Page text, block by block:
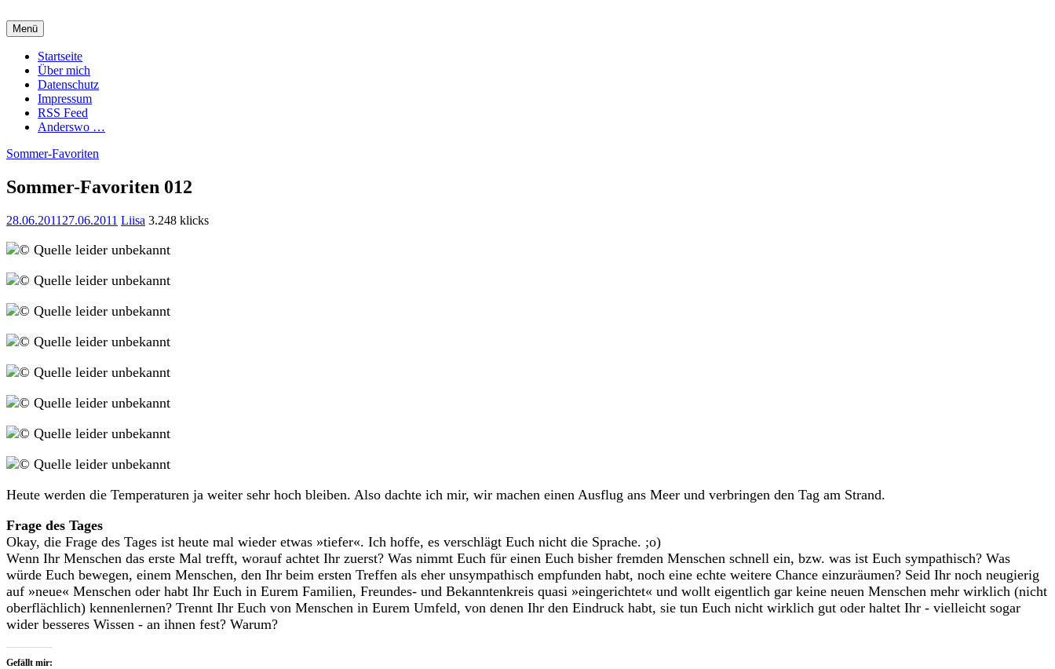
Inhalt
springen
Charming Quark
Menü
Startseite
Über mich
Datenschutz
Impressum
RSS Feed
Anderswo …
Sommer-Favoriten
Sommer-Favoriten 012
28.06.2011 27.06.2011 Liisa 3.248 klicks
Heute werden die Temperaturen ja weiter sehr hoch bleiben. Also dachte ich mir, wir machen einen Ausflug ans Meer und verbringen den Tag am Strand.
Frage des Tages
Okay, die Frage des Tages ist heute mal wieder etwas »tiefer«. Ich hoffe, es verschlägt Euch nicht die Sprache. ;o)
Wenn Ihr Menschen das erste Mal trefft, worauf achtet Ihr zuerst? Was nimmt Euch für einen Euch bisher fremden Menschen schnell ein, bzw. was ist Euch sympathisch? Was
würde Euch bewegen, einem Menschen, den Ihr beim ersten Treffen als eher unsympathisch empfunden habt, noch eine echte weitere Chance einzuräumen? Seid Ihr noch neugierig
auf »neue« Menschen oder habt Ihr Euch in Eurem Familien, Freundes- und Bekanntenkreis quasi »eingerichtet« und wollt eigentlich gar keine neuen Menschen mehr wirklich (nicht
oberflächlich) kennenlernen? Trennt Ihr Euch von Menschen in Eurem Umfeld, von denen Ihr den Eindruck habt, sie tun Euch nicht wirklich gut oder haltet Ihr - vielleicht sogar
wider besseres Wissen - an ihnen fest? Warum?
Gefällt mir: